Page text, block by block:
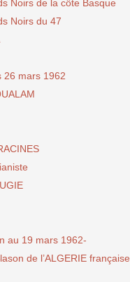
Noirs de la côte Basque
Noirs du 47
26 mars 1962
au 19 mars 1962-
de l’ALGERIE française